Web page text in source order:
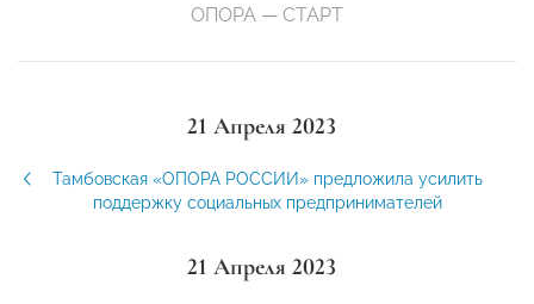
ОПОРА — СТАРТ
21 Апреля 2023
Тамбовская «ОПОРА РОССИИ» предложила усилить
поддержку социальных предпринимателей
21 Апреля 2023